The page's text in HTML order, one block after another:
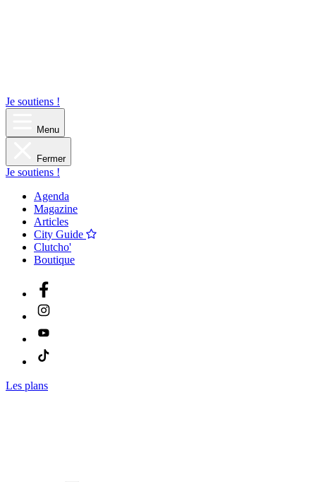
Je soutiens !
Menu
Fermer
Je soutiens !
Agenda
Magazine
Articles
City Guide
Clutcho'
Boutique
Les plans